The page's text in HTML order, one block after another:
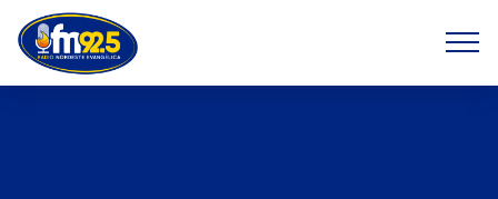
Previous Next